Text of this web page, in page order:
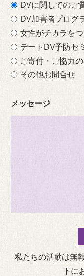
DVに関してのご
DV加害者プログ
女性がチカラを
デートDV予防セ
ご寄付・ご協力
その他お問合せ
メッセージ
私たちの活動は無
下に